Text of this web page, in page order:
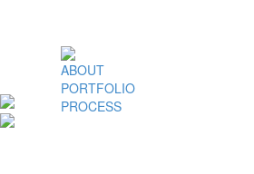
ABOUT
PORTFOLIO
PROCESS